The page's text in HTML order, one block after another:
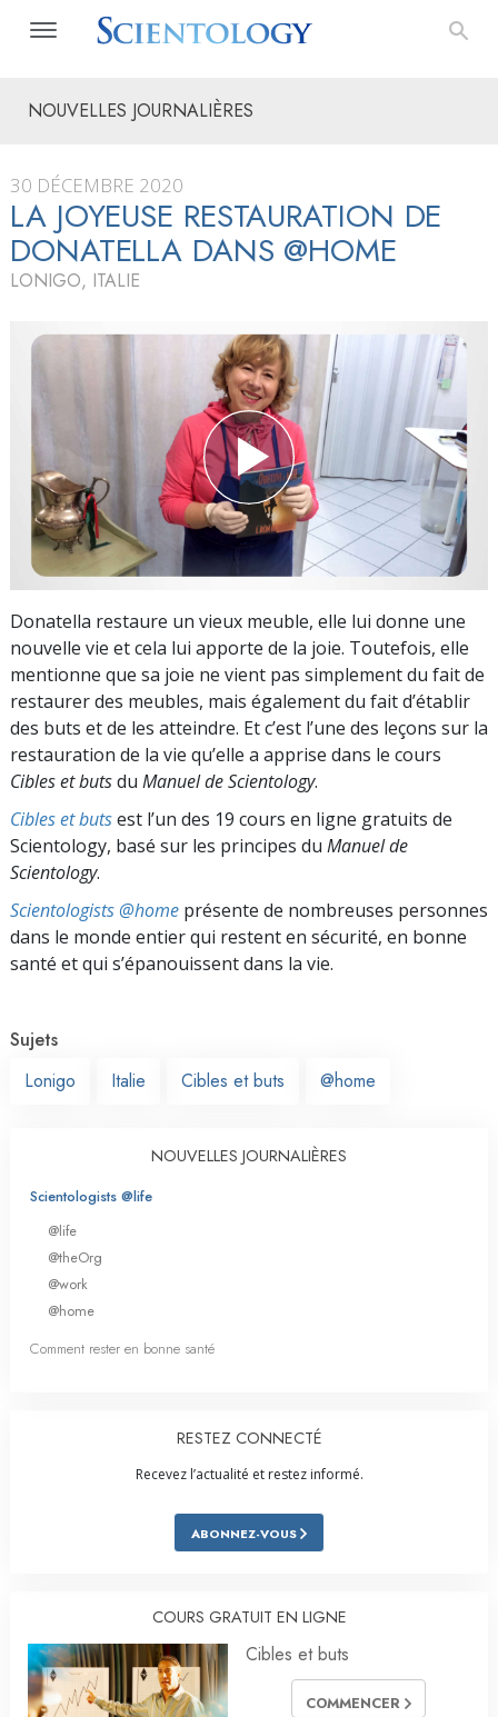
NOUVELLES JOURNALIÈRES
30 DÉCEMBRE 2020
LA JOYEUSE RESTAURATION DE
DONATELLA DANS @HOME
LONIGO, ITALIE
Donatella restaure un vieux meuble, elle lui donne une
nouvelle vie et cela lui apporte de la joie. Toutefois, elle
mentionne que sa joie ne vient pas simplement du fait de
restaurer des meubles, mais également du fait d’établir
des buts et de les atteindre. Et c’est l’une des leçons sur la
restauration de la vie qu’elle a apprise dans le cours
Cibles et butsdu Manuel de Scientology.
Cibles et butsest l’un des 19 cours en ligne gratuits de
Scientology, basé sur les principes du Manuel de
Scientology.
Scientologists @home présente de nombreuses personnes
dans le monde entier qui restent en sécurité, en bonne
santé et qui s’épanouissent dans la vie.
Sujets
Lonigo
Italie Cibles et buts @home
NOUVELLES JOURNALIÈRES
Scientologists @life
@life
@theOrg
@work
@home
Comment rester en bonne santé
RESTEZ CONNECTÉ
Recevez l’actualité et restez informé.
ABONNEZ-VOUS
COURS GRATUIT EN LIGNE
Cibles et buts
COMMENCER